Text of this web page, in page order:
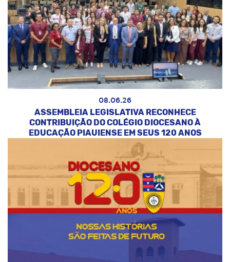
08.06.26
ASSEMBLEIA LEGISLATIVA RECONHECE
CONTRIBUIÇÃO DO COLÉGIO DIOCESANO À
EDUCAÇÃO PIAUIENSE EM SEUS 120 ANOS